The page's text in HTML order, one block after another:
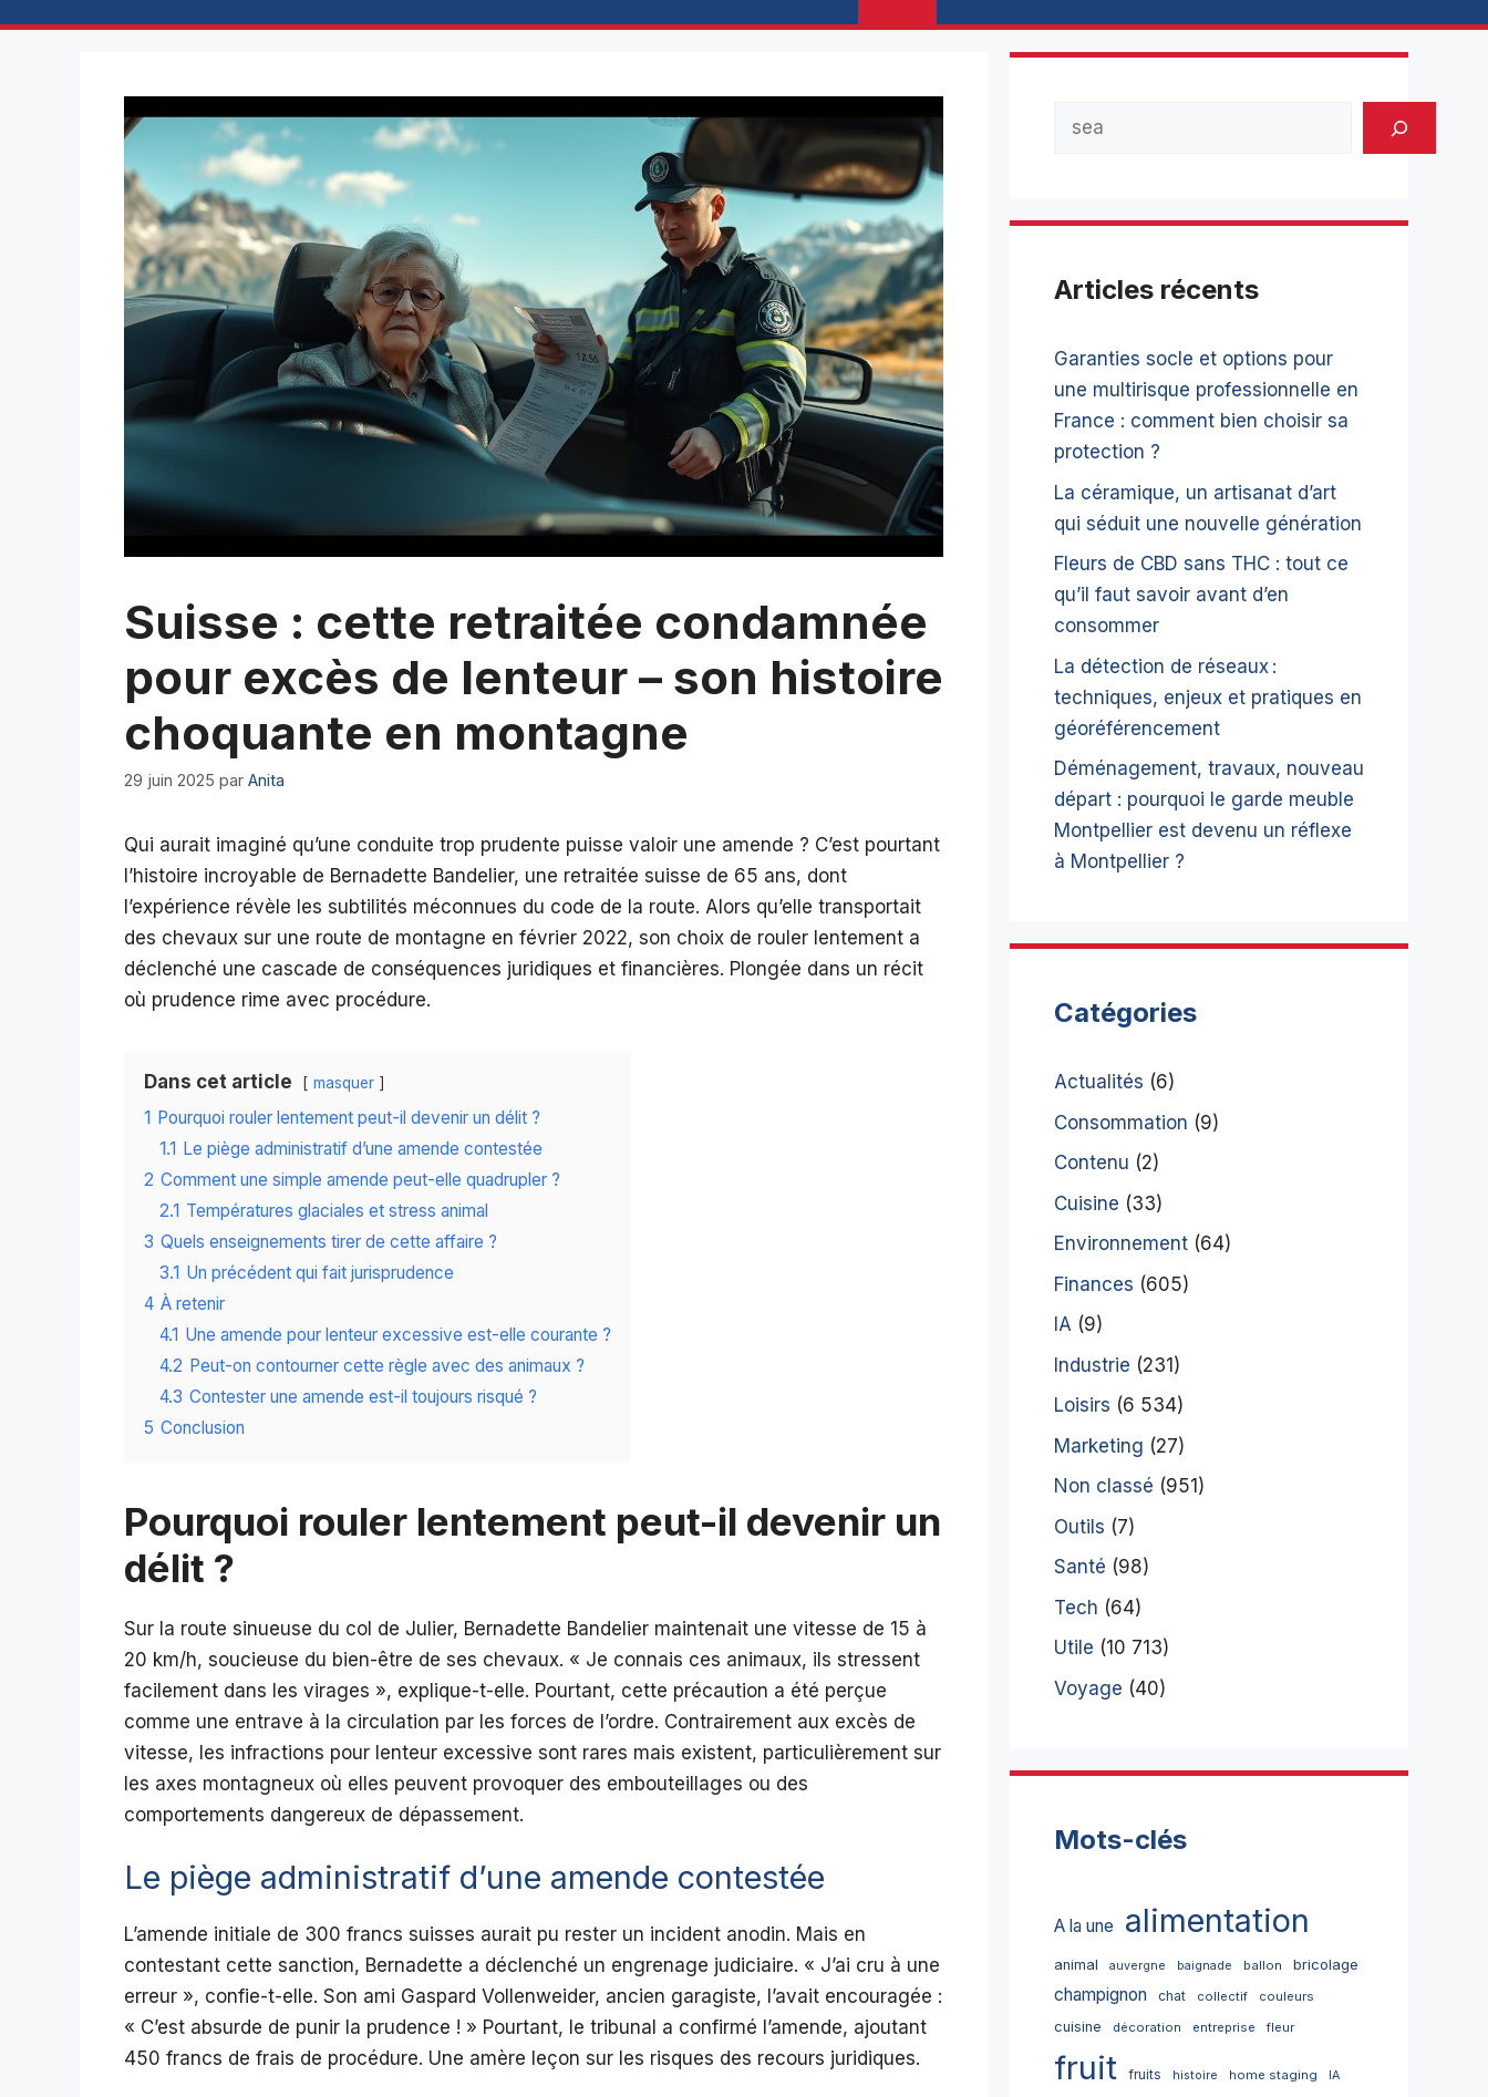
Suisse : cette retraitée condamnée
pour excès de lenteur – son histoire
choquante en montagne
29 juin 2025 par Anita
Qui aurait imaginé qu’une conduite trop prudente puisse valoir une amende ? C’est pourtant
l’histoire incroyable de Bernadette Bandelier, une retraitée suisse de 65 ans, dont
l’expérience révèle les subtilités méconnues du code de la route. Alors qu’elle transportait
des chevaux sur une route de montagne en février 2022, son choix de rouler lentement a
déclenché une cascade de conséquences juridiques et financières. Plongée dans un récit
où prudence rime avec procédure.
Dans cet article masquer
1 Pourquoi rouler lentement peut-il devenir un délit ?
1.1 Le piège administratif d’une amende contestée
2 Comment une simple amende peut-elle quadrupler ?
2.1 Températures glaciales et stress animal
3 Quels enseignements tirer de cette affaire ?
3.1 Un précédent qui fait jurisprudence
4 À retenir
4.1 Une amende pour lenteur excessive est-elle courante ?
4.2 Peut-on contourner cette règle avec des animaux ?
4.3 Contester une amende est-il toujours risqué ?
5 Conclusion
Pourquoi rouler lentement peut-il devenir un
délit ?
Sur la route sinueuse du col de Julier, Bernadette Bandelier maintenait une vitesse de 15 à
20 km/h, soucieuse du bien-être de ses chevaux. « Je connais ces animaux, ils stressent
facilement dans les virages », explique-t-elle. Pourtant, cette précaution a été perçue
comme une entrave à la circulation par les forces de l’ordre. Contrairement aux excès de
vitesse, les infractions pour lenteur excessive sont rares mais existent, particulièrement sur
les axes montagneux où elles peuvent provoquer des embouteillages ou des
comportements dangereux de dépassement.
Le piège administratif d’une amende contestée
L’amende initiale de 300 francs suisses aurait pu rester un incident anodin. Mais en
contestant cette sanction, Bernadette a déclenché un engrenage judiciaire. « J’ai cru à une
erreur », confie-t-elle. Son ami Gaspard Vollenweider, ancien garagiste, l’avait encouragée :
« C’est absurde de punir la prudence ! » Pourtant, le tribunal a confirmé l’amende, ajoutant
450 francs de frais de procédure. Une amère leçon sur les risques des recours juridiques.
Articles récents
Garanties socle et options pour
une multirisque professionnelle en
France : comment bien choisir sa
protection ?
La céramique, un artisanat d’art
qui séduit une nouvelle génération
Fleurs de CBD sans THC : tout ce
qu’il faut savoir avant d’en
consommer
La détection de réseaux :
techniques, enjeux et pratiques en
géoréférencement
Déménagement, travaux, nouveau
départ : pourquoi le garde meuble
Montpellier est devenu un réflexe
à Montpellier ?
Catégories
Actualités (6)
Consommation (9)
Contenu (2)
Cuisine (33)
Environnement (64)
Finances (605)
IA (9)
Industrie (231)
Loisirs (6 534)
Marketing (27)
Non classé (951)
Outils (7)
Santé (98)
Tech (64)
Utile (10 713)
Voyage (40)
Mots-clés
A la une alimentation
animal auvergne baignade ballon bricolage
champignon chat collectif couleurs
cuisine décoration entreprise fleur
fruit fruits histoire home staging IA